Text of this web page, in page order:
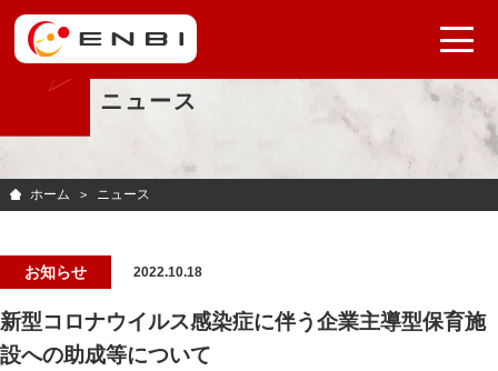
ニュース
ホーム ニュース
お知らせ 2022.10.18
新型コロナウイルス感染症に伴う企業主導型保育施
設への助成等について